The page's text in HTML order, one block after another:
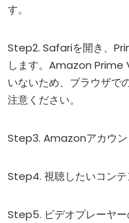
す。
Step2. Safariを開き、
します。Amazon Prime
いないため、ブラウザで
注意ください。
Step3. Amazonアカウン
Step4. 視聴したいコンテ
Step5. ビデオプレーヤー